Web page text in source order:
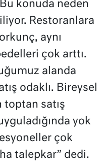
konuda neden
Restoranlara
aynı
çok arttı.
alanda
odaklı. Bireysel
toptan satış
yok
çok
talepkar” dedi.